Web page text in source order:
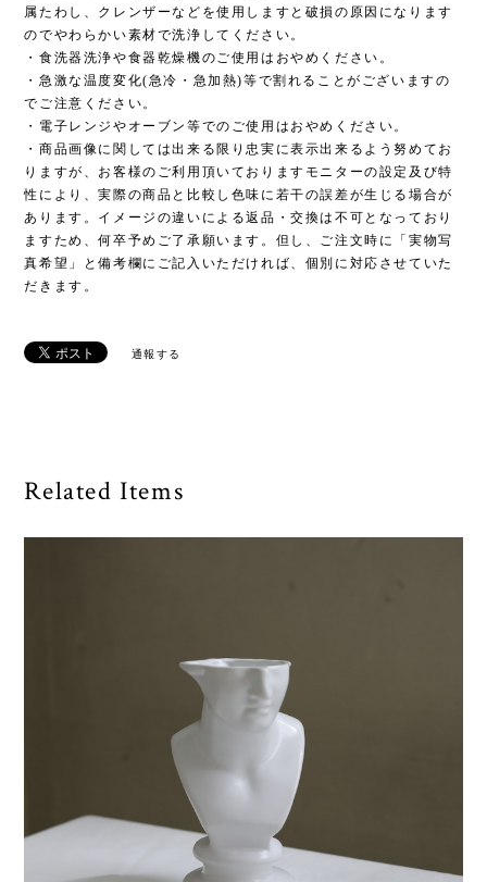
属たわし、クレンザーなどを使用しますと破損の原因になります
のでやわらかい素材で洗浄してください。
・食洗器洗浄や食器乾燥機のご使用はおやめください。
・急激な温度変化(急冷・急加熱)等で割れることがございますの
でご注意ください。
・電子レンジやオーブン等でのご使用はおやめください。
・商品画像に関しては出来る限り忠実に表示出来るよう努めてお
りますが、お客様のご利用頂いておりますモニターの設定及び特
性により、実際の商品と比較し色味に若干の誤差が生じる場合が
あります。イメージの違いによる返品・交換は不可となっており
ますため、何卒予めご了承願います。但し、ご注文時に「実物写
真希望」と備考欄にご記入いただければ、個別に対応させていた
だきます。
通報する
Related Items